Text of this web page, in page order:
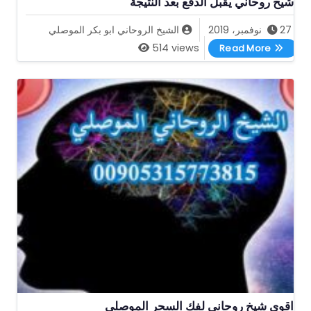
27 نوفمبر، 2019
الشيخ الروحاني ابو بكر الموصلي
514 views
Read More
شيخ روحاني يقبل الدفع بعد النتيجة
اقوى شيخ روحاني لفك السحر الموصلي